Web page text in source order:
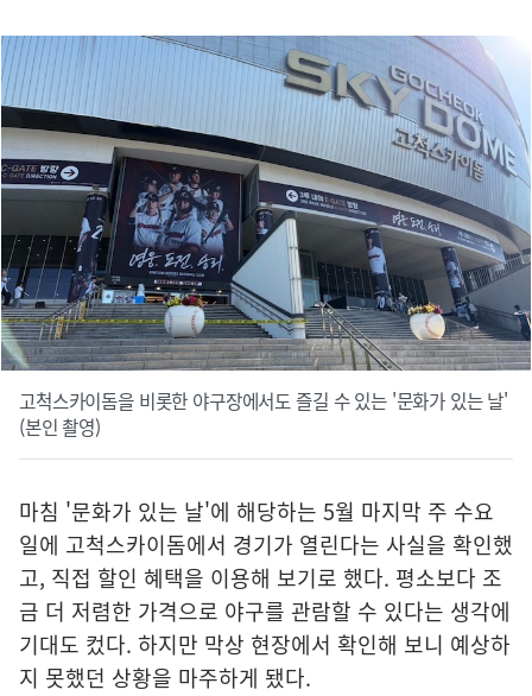
고척스카이돔을 비롯한 야구장에서도 즐길 수 있는 '문화가 있는 날'
(본인 촬영)
마침 '문화가 있는 날'에 해당하는 5월 마지막 주 수요
일에 고척스카이돔에서 경기가 열린다는 사실을 확인했
고, 직접 할인 혜택을 이용해 보기로 했다. 평소보다 조
금 더 저렴한 가격으로 야구를 관람할 수 있다는 생각에
기대도 컸다. 하지만 막상 현장에서 확인해 보니 예상하
지 못했던 상황을 마주하게 됐다.